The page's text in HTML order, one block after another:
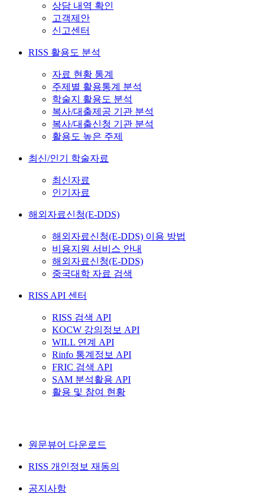
상담 내역 확인
고객제안
신고센터
RISS 활용도 분석
자료 현황 통계
주제별 활용통계 분석
학술지 활용도 분석
복사/대출제공 기관 분석
복사/대출신청 기관 분석
활용도 높은 주제
최신/인기 학술자료
최신자료
인기자료
해외자료신청(E-DDS)
해외자료신청(E-DDS) 이용 방법
비용지원 서비스 안내
해외자료신청(E-DDS)
중국대학 자료 검색
RISS API 센터
RISS 검색 API
KOCW 강의정보 API
WILL 연계 API
Rinfo 통계정보 API
FRIC 검색 API
SAM 분석활용 API
활용 및 참여 현황
원문뷰어 다운로드
RISS 개인정보 재동의
공지사항